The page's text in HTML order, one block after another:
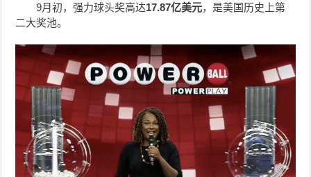
9月初，强力球头奖高达17.87亿美元，是美国历史上第
二大奖池。